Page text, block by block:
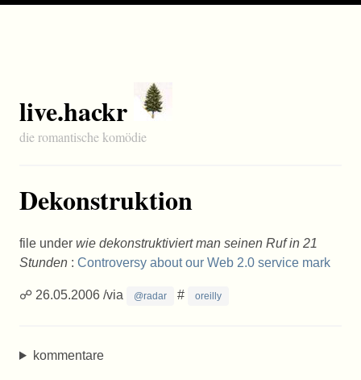
live.hackr
die romantische komödie
Dekonstruktion
file under wie dekonstruktiviert man seinen Ruf in 21
Stunden : Controversy about our Web 2.0 service mark
☍ 26.05.2006 /via @radar # oreilly
kommentare